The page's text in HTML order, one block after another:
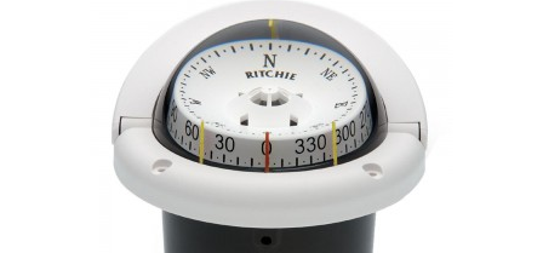
Bússola de embutir -Ritchie F83 BrancaTamanho / Design do visor:3 ”
(76 mm) /Compensadores integradosOrifício de montagem 4 3/16 "
(107 mm)Peso Aproxim..